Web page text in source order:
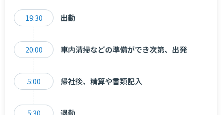
19:30 出勤
20:00 車内清掃などの準備ができ次第、出発
5:00 帰社後、精算や書類記入
5:30 退勤